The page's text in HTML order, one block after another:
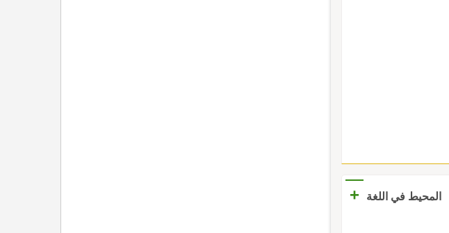
المحيط في اللغة
+